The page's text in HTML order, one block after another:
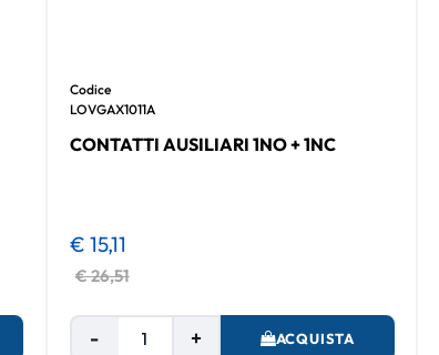
Codice
LOVGAX1011A
CONTATTI AUSILIARI 1NO + 1NC
€ 26,51
€ 15,11
Quantità ACQUISTA